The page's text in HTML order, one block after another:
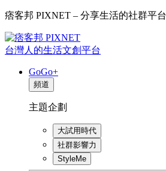
痞客邦 PIXNET – 分享生活的社群平台
台灣人的生活文創平台
GoGo+
頻道
主題企劃
大試用時代
社群影響力
StyleMe